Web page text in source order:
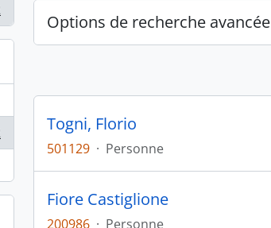
Options de recherche avancée
Togni, Florio
501129 · Personne
Fiore Castiglione
200986 · Personne